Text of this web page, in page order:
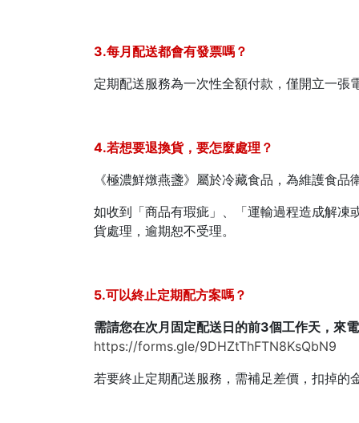
3.每月配送都會有發票嗎？
定期配送服務為一次性全額付款，僅開立一
4.若想要退換貨，要怎麼處理？
《極濃鮮燉燕盞》屬於冷藏食品，為維護食
如收到「商品有瑕疵」、「運輸過程造成解
貨處理，逾期恕不受理。
5.可以終止定期配方案嗎？
需請您在次月固定配送日的前3個工作天，來
https://forms.gle/9DHZtThFTN8KsQbN9
若要終止定期配送服務，需補足差價，扣掉的